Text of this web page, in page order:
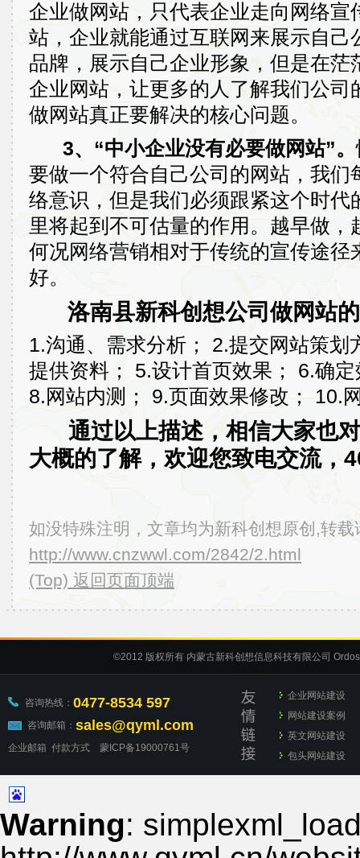
企业做网站，只代表企业走向网络宣
站，企业就能通过互联网来展示自己
品牌，展示自己企业形象，但是在
企业网站，让更多的人了解我们公司
做网站真正要解决的核心问题。
3、“中小企业没有必要做网站”。
要做一个符合自己公司的网站，我们
络意识，但是我们必须跟紧这个时代
里将起到不可估量的作用。越早做
何况网络营销相对于传统的宣传途径
好。
洛南县新科创想公司做网站
1.沟通、需求分析； 2.提交网站策划
提供资料； 5.设计首页效果； 6.确
8.网站内测； 9.页面效果修改； 10.
通过以上描述，相信大家也
大概的了解，欢迎您致电交流，
如没特殊注明，文章均为新科创想原创,转载
http://www.cnzwwl.com/2842/2.html
(Top) 返回页面顶端
©2012 版权所有 内蒙古新科创想信息科技有限公司
咨询热线： 0477-8534 597
咨询邮箱： sales@qyml.com
企业邮箱 付款方式 蒙ICP备19000761号
企业网站建设
网站建设案例
英文网站建设
包头网站建设
Warning: